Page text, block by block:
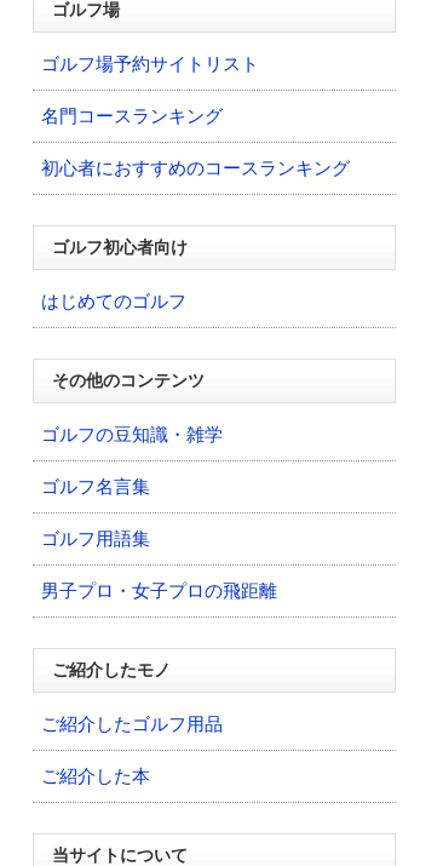
ゴルフ場
ゴルフ場予約サイトリスト
名門コースランキング
初心者におすすめのコースランキング
ゴルフ初心者向け
はじめてのゴルフ
その他のコンテンツ
ゴルフの豆知識・雑学
ゴルフ名言集
ゴルフ用語集
男子プロ・女子プロの飛距離
ご紹介したモノ
ご紹介したゴルフ用品
ご紹介した本
当サイトについて